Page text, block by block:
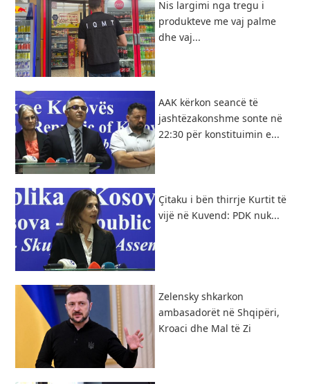
Nis largimi nga tregu i
produkteve me vaj palme
dhe vaj...
AAK kërkon seancë të
jashtëzakonshme sonte në
22:30 për konstituimin e...
Çitaku i bën thirrje Kurtit të
vijë në Kuvend: PDK nuk...
Zelensky shkarkon
ambasadorët në Shqipëri,
Kroaci dhe Mal të Zi